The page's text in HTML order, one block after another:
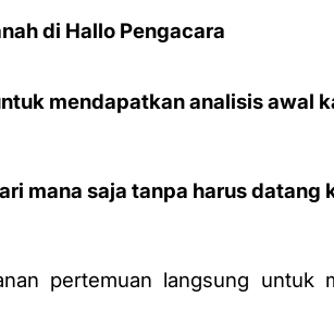
di Hallo Pengacara
mendapatkan analisis awal
mana saja tanpa harus datang
pertemuan langsung